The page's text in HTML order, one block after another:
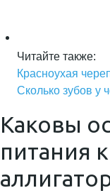
Читайте также:
Красноухая
Сколько зубов у
Каковы
питания